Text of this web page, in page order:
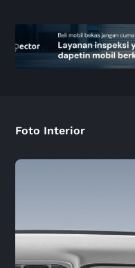
Foto Interior